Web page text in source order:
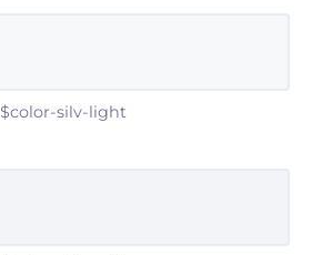
$color-silv-light